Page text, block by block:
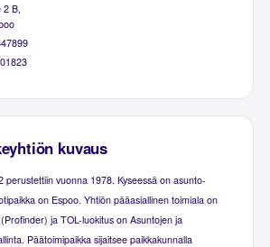
2 B,
kuvaus
perustettiin vuonna 1978. Kyseessä on asunto-
on Espoo. Yhtiön pääasiallinen toimiala on
ja TOL-luokitus on Asuntojen ja
Päätoimipaikka sijaitsee paikkakunnalla